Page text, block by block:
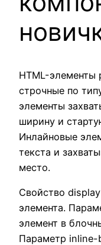
HTML-элементы
строчные по
элементы
ширину и
Инлайновые
текста и
место.
Свойство
элемента.
элемент в
Параметр inline-